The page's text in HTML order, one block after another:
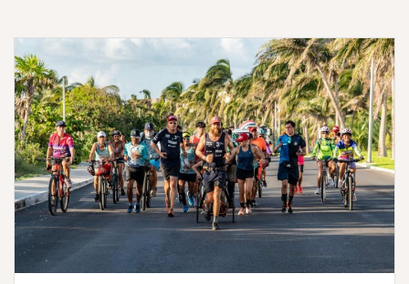
Das
nur
ich“
(Vortrag
|
Chemnitz)